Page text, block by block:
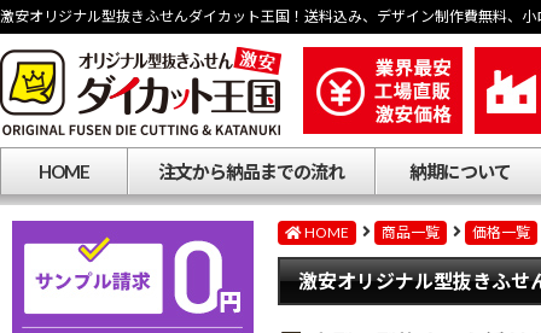
激安オリジナル型抜きふせんダイカット王国！送料込み、デザイン制作費無料、
HOME 注文から納品までの流れ 納期について
HOME 商品一覧 価格一覧
激安オリジナル型抜きふせ